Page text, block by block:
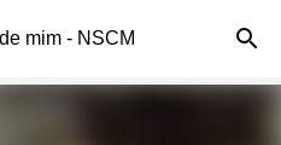
principal
mim - NSCM